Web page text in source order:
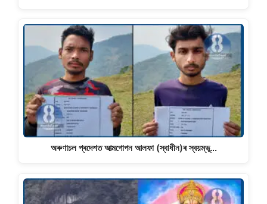
অৰুণাচল প্ৰদেশত আত্মগোপন আলফা (স্বাধীন)ৰ স্বয়ম্ভূ…